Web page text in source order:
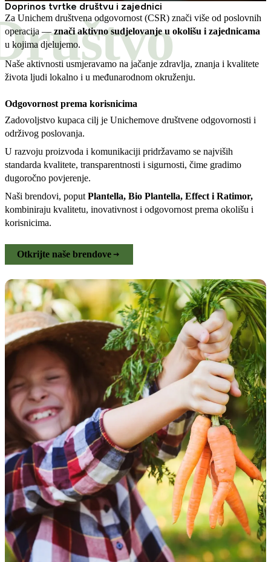
Doprinos tvrtke društvu i zajednici
Za Unichem društvena odgovornost (CSR) znači više od poslovnih
operacija —znači aktivno sudjelovanje u okolišu i zajednicama
u kojima djelujemo.
Naše aktivnosti usmjeravamo na jačanje zdravlja, znanja i kvalitete
života ljudi lokalno i u međunarodnom okruženju.
Odgovornost prema korisnicima
Zadovoljstvo kupaca cilj je Unichemove društvene odgovornosti i
održivog poslovanja.
U razvoju proizvoda i komunikaciji pridržavamo se najviših
standarda kvalitete, transparentnosti i sigurnosti, čime gradimo
dugoročno povjerenje.
Naši brendovi, poput Plantella, Bio Plantella, Effect i Ratimor,
kombiniraju kvalitetu, inovativnost i odgovornost prema okolišu i
korisnicima.
Otkrijte naše brendove